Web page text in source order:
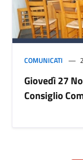
COMUNICATI
Giovedì 27
Consiglio